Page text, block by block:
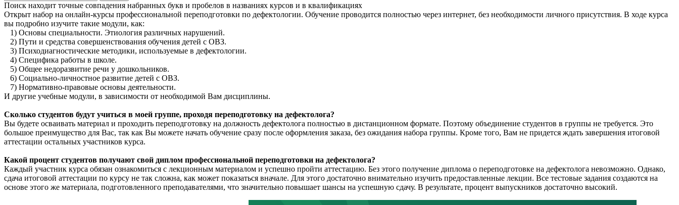
Поиск находит точные совпадения набранных букв и пробелов в названиях курсов и в квалификациях
Открыт набор на онлайн-курсы профессиональной переподготовки по дефектологии. Обучение проводится полностью через интернет, без необходимости личного присутствия. В ходе курса
вы подробно изучите такие модули, как:
1) Основы специальности. Этиология различных нарушений.
2) Пути и средства совершенствования обучения детей с ОВЗ.
3) Психодиагностические методики, используемые в дефектологии.
4) Специфика работы в школе.
5) Общее недоразвитие речи у дошкольников.
6) Социально-личностное развитие детей с ОВЗ.
7) Нормативно-правовые основы деятельности.
И другие учебные модули, в зависимости от необходимой Вам дисциплины.
Сколько студентов будут учиться в моей группе, проходя переподготовку на дефектолога?
Вы будете осваивать материал и проходить переподготовку на должность дефектолога полностью в дистанционном формате. Поэтому объединение студентов в группы не требуется. Это
большое преимущество для Вас, так как Вы можете начать обучение сразу после оформления заказа, без ожидания набора группы. Кроме того, Вам не придется ждать завершения итоговой
аттестации остальных участников курса.
Какой процент студентов получают свой диплом профессиональной переподготовки на дефектолога?
Каждый участник курса обязан ознакомиться с лекционным материалом и успешно пройти аттестацию. Без этого получение диплома о переподготовке на дефектолога невозможно. Однако,
сдача итоговой аттестации по курсу не так сложна, как может показаться вначале. Для этого достаточно внимательно изучить предоставленные лекции. Все тестовые задания создаются на
основе этого же материала, подготовленного преподавателями, что значительно повышает шансы на успешную сдачу. В результате, процент выпускников достаточно высокий.